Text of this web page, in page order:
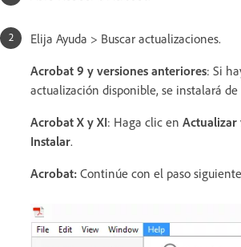
Elija Ayuda > Buscar actualizaciones.
Acrobat 9 y versiones anteriores: Si
actualización disponible, se instalará
Acrobat X y XI: Haga clic en Actualizar
Instalar.
Acrobat: Continúe con el paso